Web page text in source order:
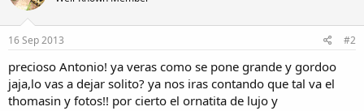
16 Sep 2013 #2
precioso Antonio! ya veras como se pone grande y gordoo
jaja,lo vas a dejar solito? ya nos iras contando que tal va el
thomasin y fotos!! por cierto el ornatita de lujo y